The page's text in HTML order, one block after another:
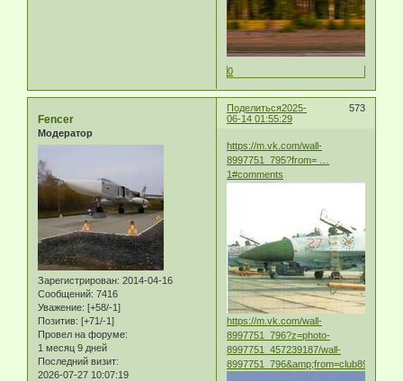
0
Поделиться 573
2025-
06-14 01:55:29
Fencer
Модератор
Зарегистрирован: 2014-04-16
Сообщений: 7416
Уважение: [+58/-1]
Позитив: [+71/-1]
Провел на форуме:
1 месяц 9 дней
Последний визит:
2026-07-27 10:07:19
https://m.vk.com/wall-
8997751_795?from= …
1#comments
https://m.vk.com/wall-
8997751_796?z=photo-
8997751_457239187/wall-